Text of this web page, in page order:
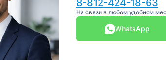
8-812-424-18-63
На связи в любом удобном
WhatsApp